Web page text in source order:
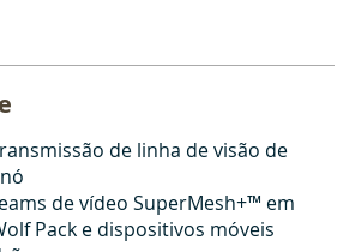
de linha de visão de
de vídeo SuperMesh+™ em
Pack e dispositivos móveis